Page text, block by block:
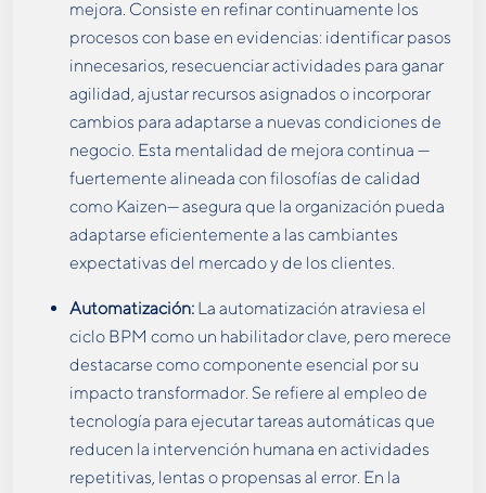
mejora. Consiste en refinar continuamente los
procesos con base en evidencias: identificar pasos
innecesarios, resecuenciar actividades para ganar
agilidad, ajustar recursos asignados o incorporar
cambios para adaptarse a nuevas condiciones de
negocio. Esta mentalidad de mejora continua —
fuertemente alineada con filosofías de calidad
como Kaizen— asegura que la organización pueda
adaptarse eficientemente a las cambiantes
expectativas del mercado y de los clientes.
Automatización: La automatización atraviesa el
ciclo BPM como un habilitador clave, pero merece
destacarse como componente esencial por su
impacto transformador. Se refiere al empleo de
tecnología para ejecutar tareas automáticas que
reducen la intervención humana en actividades
repetitivas, lentas o propensas al error. En la